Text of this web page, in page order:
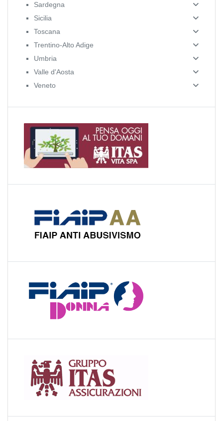
Sardegna
Sicilia
Toscana
Trentino-Alto Adige
Umbria
Valle d'Aosta
Veneto